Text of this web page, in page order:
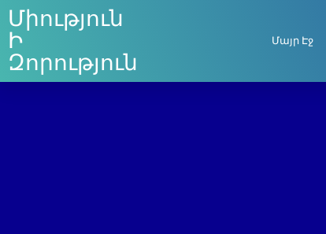
Միություն
Ի
Զորություն
Մայր Էջ